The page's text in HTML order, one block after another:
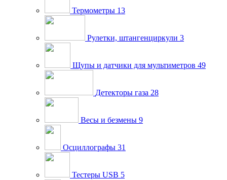
Термометры 13
Рулетки, штангенциркули 3
Щупы и датчики для мультиметров 49
Детекторы газа 28
Весы и безмены 9
Осциллографы 31
Тестеры USB 5